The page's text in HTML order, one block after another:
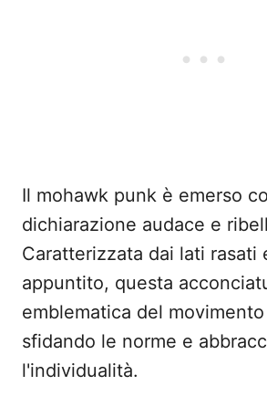
Il mohawk punk è emerso
dichiarazione audace e
Caratterizzata dai lati rasati
appuntito, questa
emblematica del
sfidando le norme e
l'individualità.